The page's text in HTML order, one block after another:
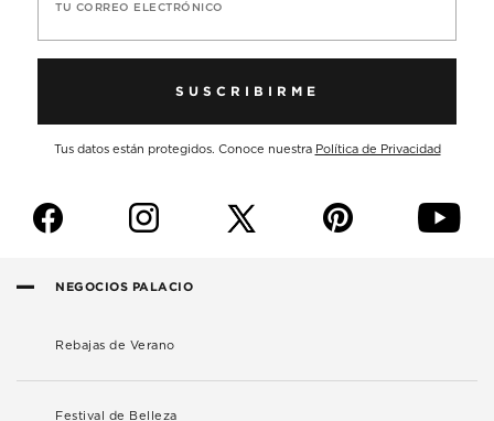
TU CORREO ELECTRÓNICO
SUSCRIBIRME
Tus datos están protegidos. Conoce nuestra Política de Privacidad
f i p y
NEGOCIOS PALACIO
Rebajas de Verano
Festival de Belleza